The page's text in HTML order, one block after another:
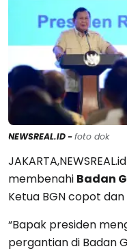
NEWSREAL.ID -foto dok
membenahi Badan
Ketua BGN copot
“Bapak presiden
pergantian di Badan